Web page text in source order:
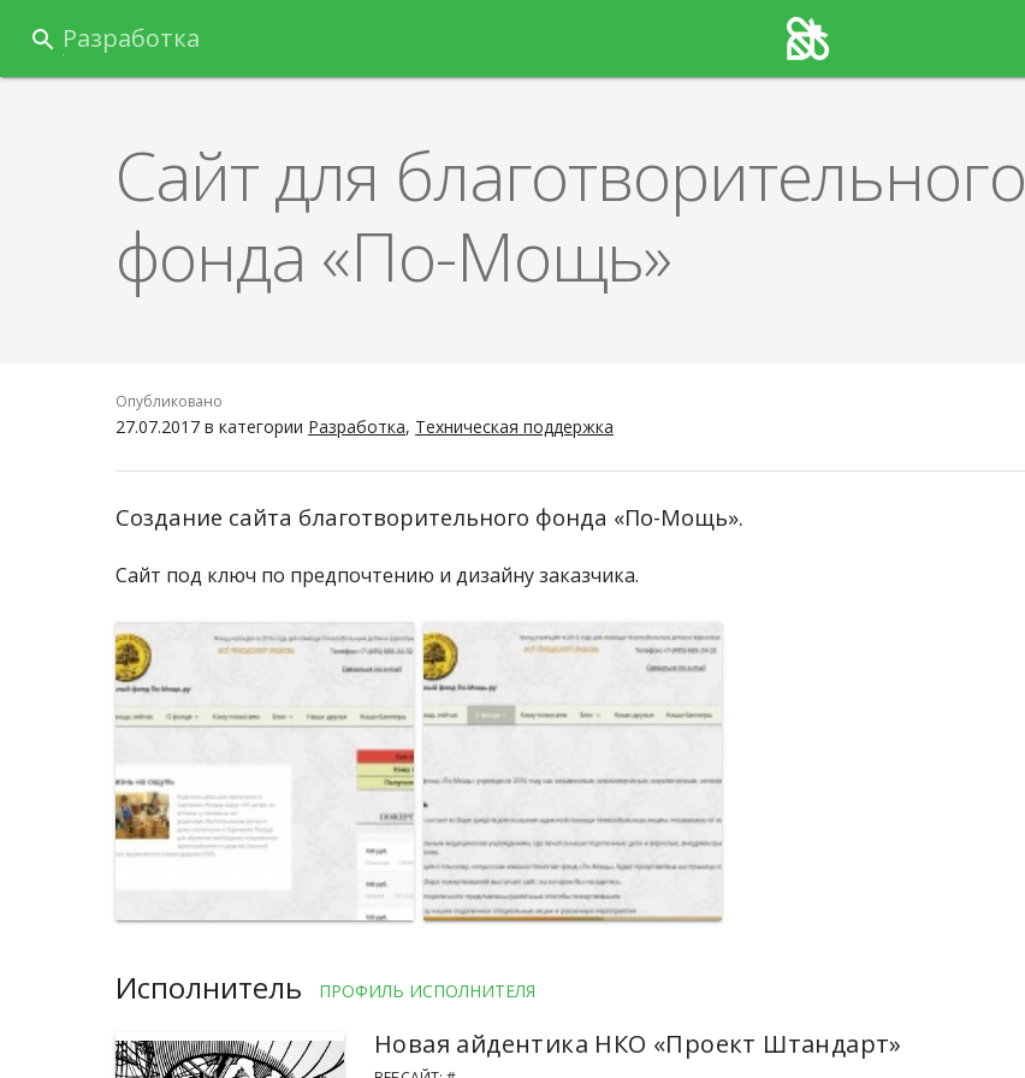
содержанию
Разработка
Сайт для благотворительного
фонда «По-Мощь»
Опубликовано
27.07.2017 в категории Разработка, Техническая поддержка
Создание сайта благотворительного фонда «По-Мощь».
Сайт под ключ по предпочтению и дизайну заказчика.
Исполнитель ПРОФИЛЬ ИСПОЛНИТЕЛЯ
Новая айдентика НКО «Проект Штандарт»